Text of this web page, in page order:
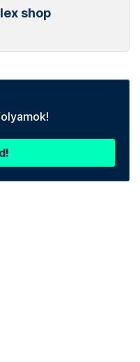
shop